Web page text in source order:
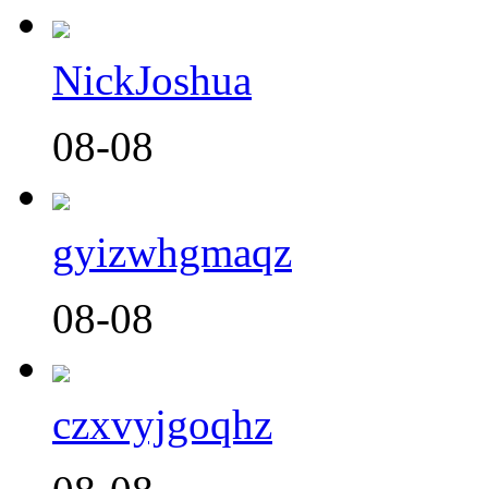
NickJoshua
08-08
gyizwhgmaqz
08-08
czxvyjgoqhz